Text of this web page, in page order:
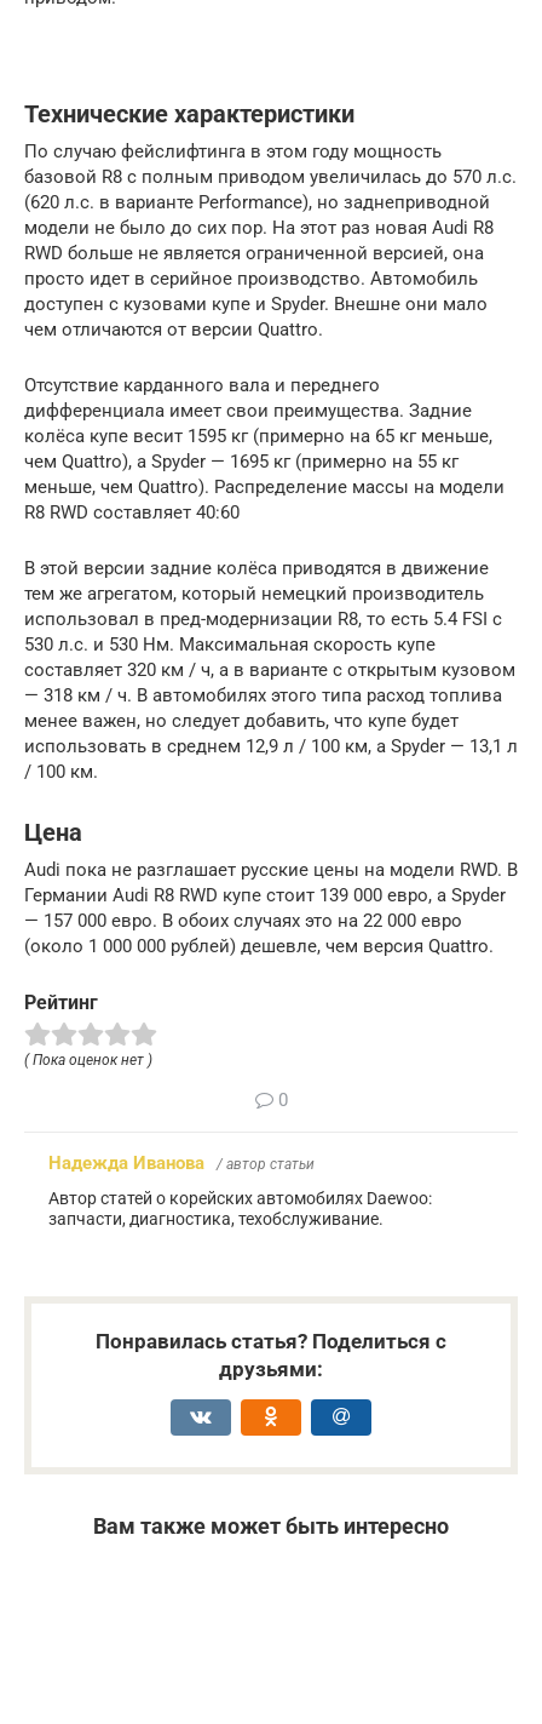
Технические характеристики
По случаю фейслифтинга в этом году мощность
базовой R8 с полным приводом увеличилась до 570 л.с.
(620 л.с. в варианте Performance), но заднеприводной
модели не было до сих пор. На этот раз новая Audi R8
RWD больше не является ограниченной версией, она
просто идет в серийное производство. Автомобиль
доступен с кузовами купе и Spyder. Внешне они мало
чем отличаются от версии Quattro.
Отсутствие карданного вала и переднего
дифференциала имеет свои преимущества. Задние
колёса купе весит 1595 кг (примерно на 65 кг меньше,
чем Quattro), а Spyder — 1695 кг (примерно на 55 кг
меньше, чем Quattro). Распределение массы на модели
R8 RWD составляет 40:60
В этой версии задние колёса приводятся в движение
тем же агрегатом, который немецкий производитель
использовал в пред-модернизации R8, то есть 5.4 FSI с
530 л.с. и 530 Нм. Максимальная скорость купе
составляет 320 км / ч, а в варианте с открытым кузовом
— 318 км / ч. В автомобилях этого типа расход топлива
менее важен, но следует добавить, что купе будет
использовать в среднем 12,9 л / 100 км, а Spyder — 13,1 л
/ 100 км.
Цена
Audi пока не разглашает русские цены на модели RWD. В
Германии Audi R8 RWD купе стоит 139 000 евро, а Spyder
— 157 000 евро. В обоих случаях это на 22 000 евро
(около 1 000 000 рублей) дешевле, чем версия Quattro.
Рейтинг
( Пока оценок нет )
0
Надежда Иванова / автор статьи
Автор статей о корейских автомобилях Daewoo:
запчасти, диагностика, техобслуживание.
Понравилась статья? Поделиться с
друзьями:
Вам также может быть интересно